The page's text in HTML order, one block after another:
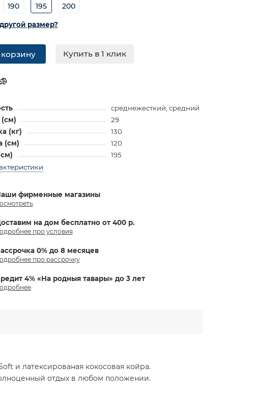
190 195 200
размер?
Купить в 1 клик
среднежесткий, средний
(см)
29
(кг)
130
(см)
120
195
фирменные магазины
на дом бесплатно от 400 р.
про условия
0% до 8 месяцев
про рассрочку
4% «На родныя тавары» до 3 лет
и латексированая кокосовая койра.
отдых в любом положении.